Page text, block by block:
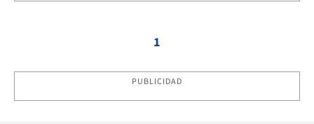
1
PUBLICIDAD